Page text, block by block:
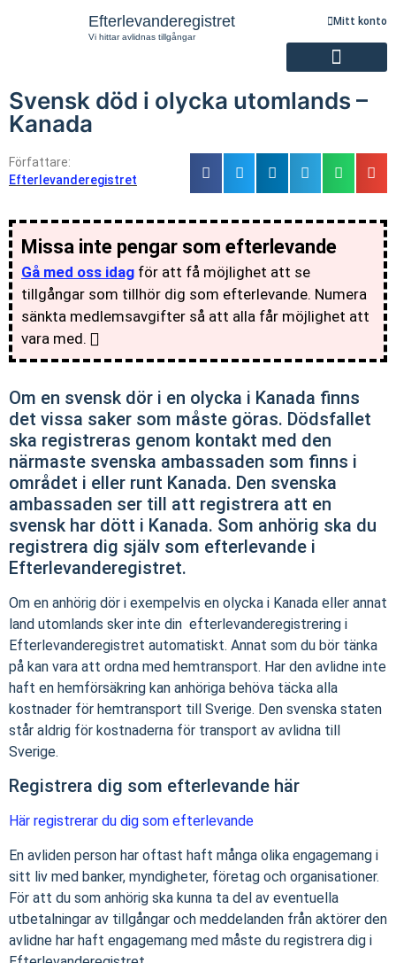
Efterlevanderegistret
Vi hittar avlidnas tillgångar
Mitt konto
Svensk död i olycka utomlands –
Kanada
Författare:
Efterlevanderegistret
Missa inte pengar som efterlevande
Gå med oss idag för att få möjlighet att se
tillgångar som tillhör dig som efterlevande. Numera
sänkta medlemsavgifter så att alla får möjlighet att
vara med.
Om en svensk dör i en olycka i Kanada finns
det vissa saker som måste göras. Dödsfallet
ska registreras genom kontakt med den
närmaste svenska ambassaden som finns i
området i eller runt Kanada. Den svenska
ambassaden ser till att registrera att en
svensk har dött i Kanada. Som anhörig ska du
registrera dig själv som efterlevande i
Efterlevanderegistret.
Om en anhörig dör i exempelvis en olycka i Kanada eller annat
land utomlands sker inte din efterlevanderegistrering i
Efterlevanderegistret automatiskt. Annat som du bör tänka
på kan vara att ordna med hemtransport. Har den avlidne inte
haft en hemförsäkring kan anhöriga behöva täcka alla
kostnader för hemtransport till Sverige. Den svenska staten
står aldrig för kostnaderna för transport av avlidna till
Sverige.
Registrera dig som efterlevande här
Här registrerar du dig som efterlevande
En avliden person har oftast haft många olika engagemang i
sitt liv med banker, myndigheter, företag och organisationer.
För att du som anhörig ska kunna ta del av eventuella
utbetalningar av tillgångar och meddelanden från aktörer den
avlidne har haft engagemang med måste du registrera dig i